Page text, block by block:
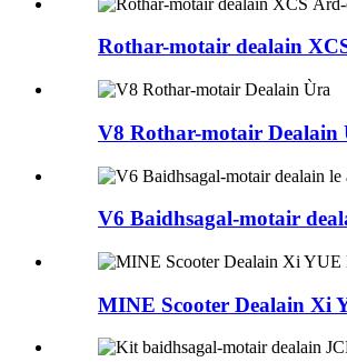
Rothar-motair dealain
V8 Rothar-motair Dealain
V6 Baidhsagal-motair
MINE Scooter Dealain Xi